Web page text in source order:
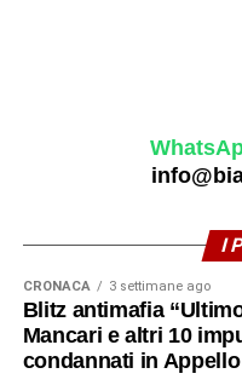
I
CRONACA 3 settimane ago
Blitz antimafia
Mancari e altri 10
condannati in Appello